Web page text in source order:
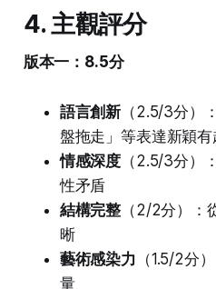
4. 主觀評分
版本一：8.5分
語言創新 （2.5/3分）
盤拖走」等表達新穎有
情感深度 （2.5/3分）
性矛盾
結構完整 （2/2分）：
晰
藝術感染力 （1.5/2分
量